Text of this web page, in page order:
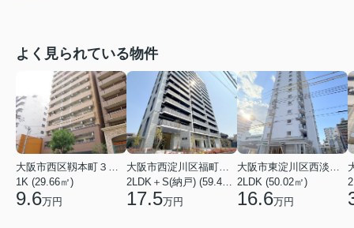
よく見られている物件
1K (29.66㎡)
9.6万円 17.5万円
2LDK (50.02㎡)
16.6万円